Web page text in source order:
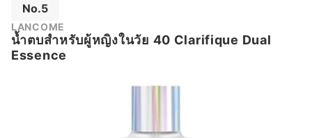
No.5
LANCOME
น้ำตบสำหรับผู้หญิงในวัย 40 Clarifique Dual
Essence